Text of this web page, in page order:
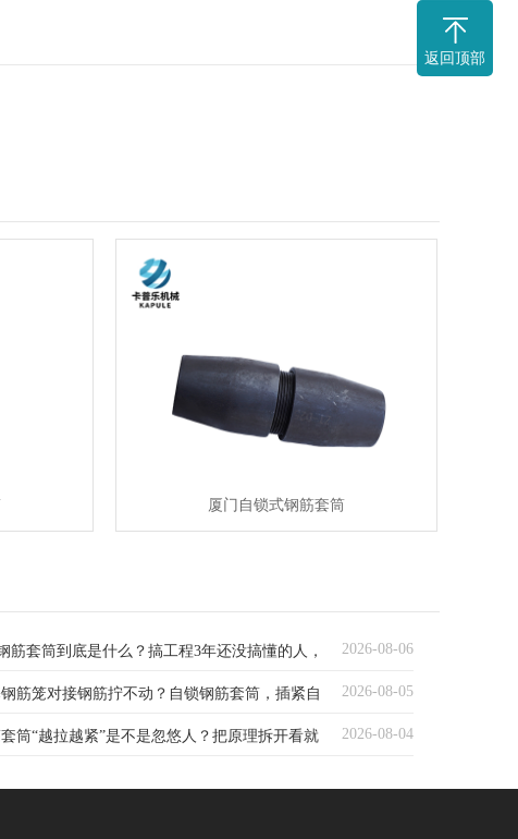
厦门自锁式钢筋套筒
2026-08-06
筋套筒到底是什么？搞工程3年还没搞懂的人，
篇 2026-08-05
筋笼对接钢筋拧不动？自锁钢筋套筒，插紧自
钢筋 2026-08-04
筒“越拉越紧”是不是忽悠人？把原理拆开看就
返回顶部